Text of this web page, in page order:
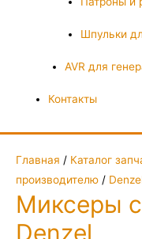
Шпульки
AVR для
Контакты
Главная / Каталог
производителю /
Миксеры
Denzel